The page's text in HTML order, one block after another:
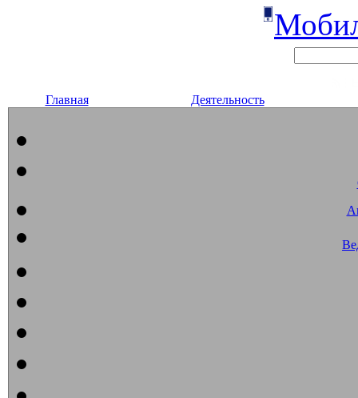
Главная Деятельность